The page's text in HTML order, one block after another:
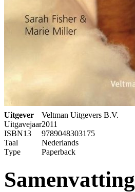
Uitgever
Veltman Uitgevers B.V.
Uitgavejaar2011
ISBN13
9789048303175
Taal
Nederlands
Type
Paperback
Samenvatting